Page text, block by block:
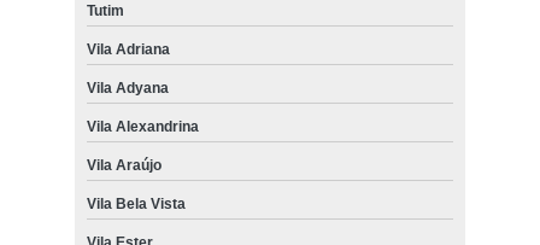
Tutim
Vila Adriana
Vila Adyana
Vila Alexandrina
Vila Araújo
Vila Bela Vista